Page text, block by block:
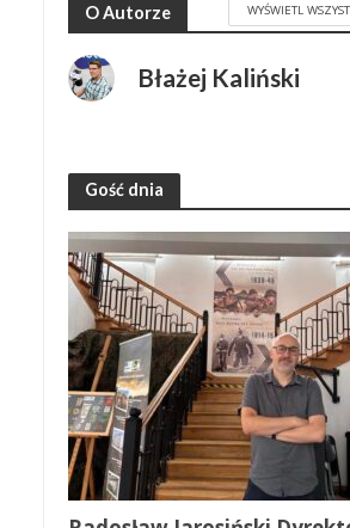
O Autorze WYŚWIETL
Błażej Kaliński
Gość dnia